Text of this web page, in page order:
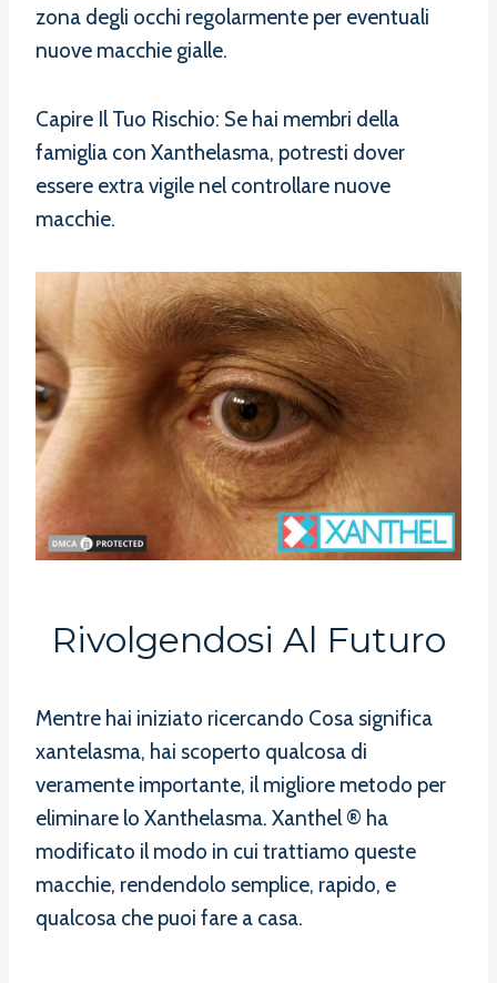
zona degli occhi regolarmente per eventuali
nuove macchie gialle.
Capire Il Tuo Rischio: Se hai membri della
famiglia con Xanthelasma, potresti dover
essere extra vigile nel controllare nuove
macchie.
Rivolgendosi Al Futuro
Mentre hai iniziato ricercando Cosa significa
xantelasma, hai scoperto qualcosa di
veramente importante, il migliore metodo per
eliminare lo Xanthelasma. Xanthel ® ha
modificato il modo in cui trattiamo queste
macchie, rendendolo semplice, rapido, e
qualcosa che puoi fare a casa.